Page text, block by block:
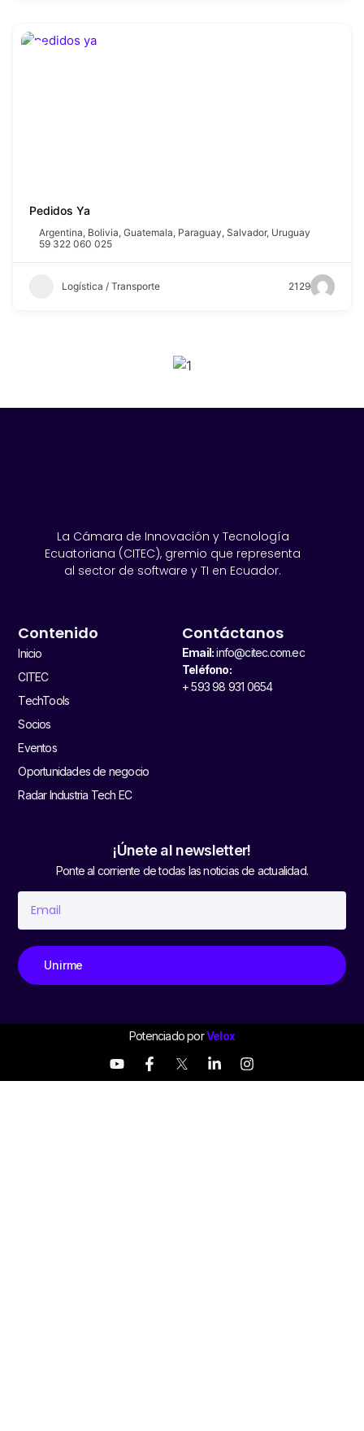
Pedidos Ya
Argentina, Bolivia, Guatemala, Paraguay, Salvador, Uruguay
59 322 060 025
Logística / Transporte 2129
La Cámara de Innovación y Tecnología
Ecuatoriana (CITEC), gremio que representa
al sector de software y TI en Ecuador.
Contenido
Inicio
CITEC
TechTools
Socios
Eventos
Oportunidades de negocio
Radar Industria Tech EC
Contáctanos
Email:info@citec.com.ec
Teléfono:
+ 593 98 931 0654
¡Únete al newsletter!
Ponte al corriente de todas las noticias de actualidad.
Unirme
Potenciado porVelox